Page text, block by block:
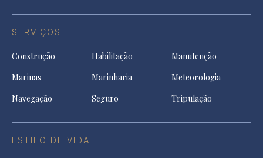
SERVIÇOS
Construção Habilitação
Manutenção
Marinas
Marinharia
Meteorologia
Navegação
Seguro Tripulação
ESTILO DE VIDA